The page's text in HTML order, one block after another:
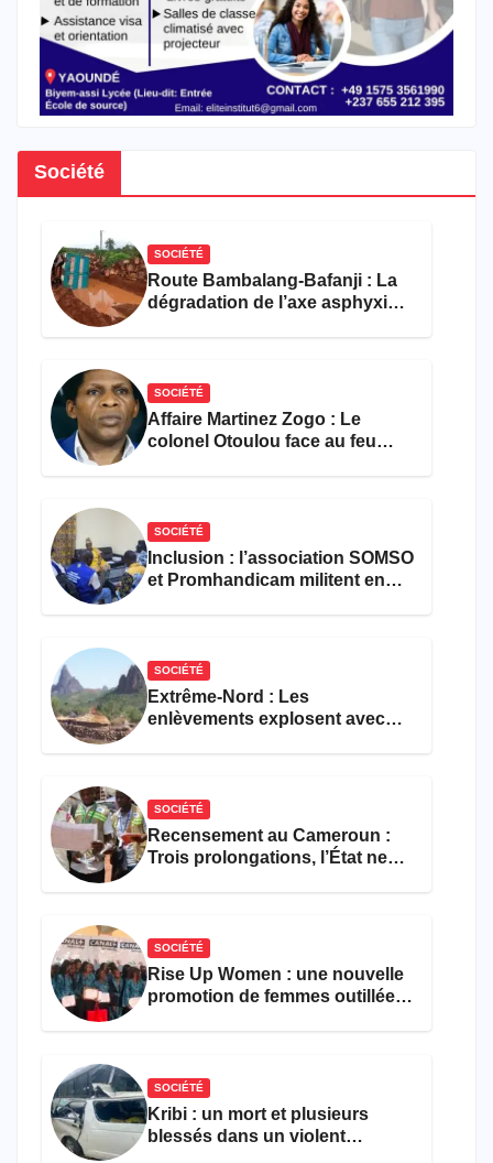
Société
SOCIÉTÉ
Route Bambalang-Bafanji : La
dégradation de l’axe asphyxie
SOCIÉTÉ
Affaire Martinez Zogo : Le
colonel Otoulou face au feu
SOCIÉTÉ
Inclusion : l’association SOMSO
et Promhandicam militent en
SOCIÉTÉ
Extrême-Nord : Les
enlèvements explosent avec
SOCIÉTÉ
Recensement au Cameroun :
Trois prolongations, l’État ne
SOCIÉTÉ
Rise Up Women : une nouvelle
promotion de femmes outillées
SOCIÉTÉ
Kribi : un mort et plusieurs
blessés dans un violent